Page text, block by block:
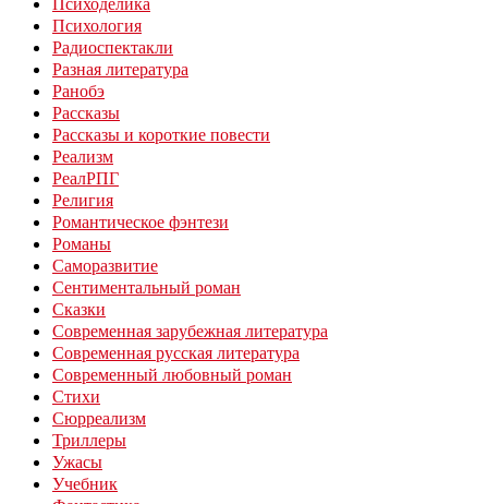
Психология
Радиоспектакли
Разная литература
Ранобэ
Рассказы
Рассказы и короткие повести
Реализм
РеалРПГ
Религия
Романтическое фэнтези
Романы
Саморазвитие
Сентиментальный роман
Сказки
Современная зарубежная литература
Современная русская литература
Современный любовный роман
Стихи
Сюрреализм
Триллеры
Ужасы
Учебник